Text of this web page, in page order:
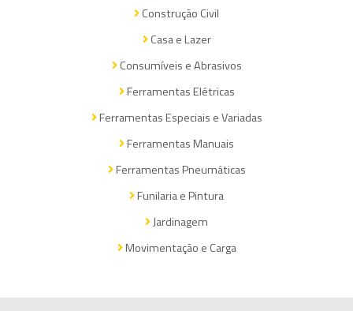
Construção Civil
Casa e Lazer
Consumíveis e Abrasivos
Ferramentas Elétricas
Ferramentas Especiais e Variadas
Ferramentas Manuais
Ferramentas Pneumáticas
Funilaria e Pintura
Jardinagem
Movimentação e Carga